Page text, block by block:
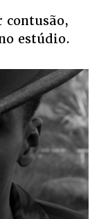
contusão,
estúdio.